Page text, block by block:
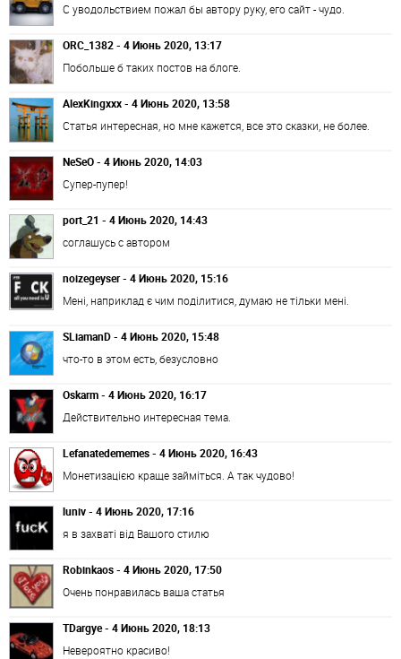
С уводольствием пожал бы автору руку, его сайт - чудо.
ORC_1382 - 4 Июнь 2020, 13:17
Побольше б таких постов на блоге.
AlexKingxxx - 4 Июнь 2020, 13:58
Статья интересная, но мне кажется, все это сказки, не более.
NeSeO - 4 Июнь 2020, 14:03
Супер-пупер!
port_21 - 4 Июнь 2020, 14:43
соглашусь с автором
noizegeyser - 4 Июнь 2020, 15:16
Мені, наприклад є чим поділитися, думаю не тільки мені.
SLiamanD - 4 Июнь 2020, 15:48
что-то в этом есть, безусловно
Oskarm - 4 Июнь 2020, 16:17
Действительно интересная тема.
Lefanatedememes - 4 Июнь 2020, 16:43
Монетизацією краще займіться. А так чудово!
luniv - 4 Июнь 2020, 17:16
я в захваті від Вашого стилю
Robinkaos - 4 Июнь 2020, 17:50
Очень понравилась ваша статья
TDargye - 4 Июнь 2020, 18:13
Невероятно красиво!